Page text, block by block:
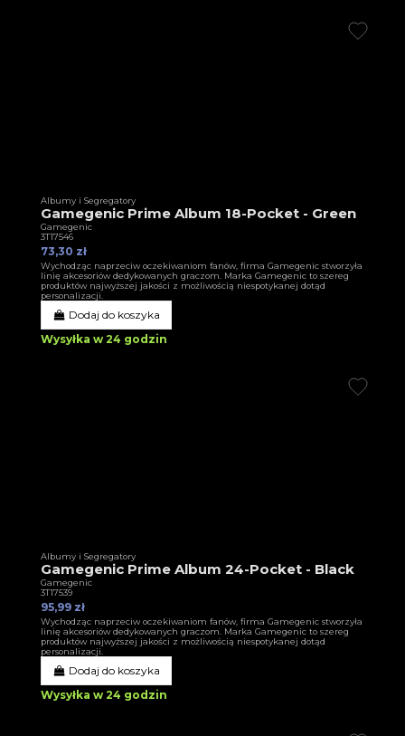
Albumy i Segregatory
Gamegenic Prime Album 18-Pocket - Green
Gamegenic
3T17546
73,30 zł
Wychodząc naprzeciw oczekiwaniom fanów, firma Gamegenic stworzyła
linię akcesoriów dedykowanych graczom. Marka Gamegenic to szereg
produktów najwyższej jakości z możliwością niespotykanej dotąd
personalizacji.
Dodaj do koszyka
Wysyłka w 24 godzin
Albumy i Segregatory
Gamegenic Prime Album 24-Pocket - Black
Gamegenic
3T17539
95,99 zł
Wychodząc naprzeciw oczekiwaniom fanów, firma Gamegenic stworzyła
linię akcesoriów dedykowanych graczom. Marka Gamegenic to szereg
produktów najwyższej jakości z możliwością niespotykanej dotąd
personalizacji.
Dodaj do koszyka
Wysyłka w 24 godzin